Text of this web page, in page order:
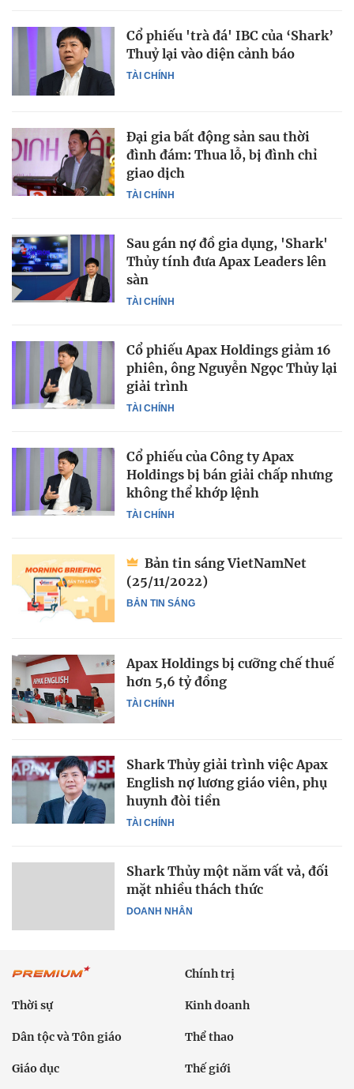
TÀI CHÍNH
Cổ phiếu 'trà đá' IBC của ‘Shark’
Thuỷ lại vào diện cảnh báo
TÀI CHÍNH
Đại gia bất động sản sau thời
đình đám: Thua lỗ, bị đình chỉ
giao dịch
TÀI CHÍNH
Sau gán nợ đồ gia dụng, 'Shark'
Thủy tính đưa Apax Leaders lên
sàn
TÀI CHÍNH
Cổ phiếu Apax Holdings giảm 16
phiên, ông Nguyễn Ngọc Thủy lại
giải trình
TÀI CHÍNH
Cổ phiếu của Công ty Apax
Holdings bị bán giải chấp nhưng
không thể khớp lệnh
BẢN TIN SÁNG
Bản tin sáng VietNamNet
(25/11/2022)
TÀI CHÍNH
Apax Holdings bị cưỡng chế thuế
hơn 5,6 tỷ đồng
TÀI CHÍNH
Shark Thủy giải trình việc Apax
English nợ lương giáo viên, phụ
huynh đòi tiền
DOANH NHÂN
Shark Thủy một năm vất vả, đối
mặt nhiều thách thức
Chính trị
Thời sự Kinh doanh
Dân tộc và Tôn giáo Thể thao
Giáo dục Thế giới